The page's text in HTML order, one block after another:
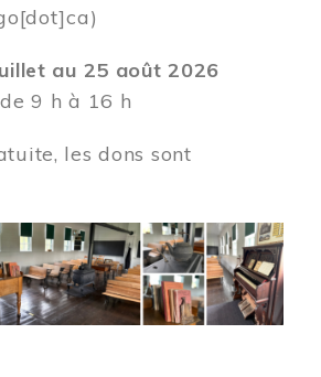
au 25 août 2026
9 h à 16 h
les dons sont